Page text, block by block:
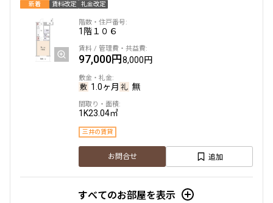
新着 賃料改定 礼金改定
1階１０６
97,000円8,000円
1.0ヶ月 無
1K23.04㎡
三井の賃貸
お問合せ 追加
すべてのお部屋を表示